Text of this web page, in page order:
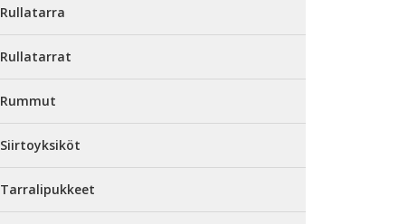
Rullatarra
Rullatarrat
Rummut
Siirtoyksiköt
Tarralipukkeet